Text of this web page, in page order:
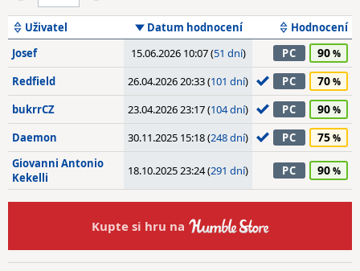
Uživatel Datum hodnocení
Hodnocení
Josef
15.06.2026 10:07 (51 dní) PC 90
Redfield 26.04.2026 20:33 (101 dní) PC 70
bukrrCZ 23.04.2026 23:17 (104 dní) PC 90
Daemon 30.11.2025 15:18 (248 dní) PC 75
Giovanni Antonio
Kekelli
18.10.2025 23:24 (291 dní) PC 90
Kupte si hru na